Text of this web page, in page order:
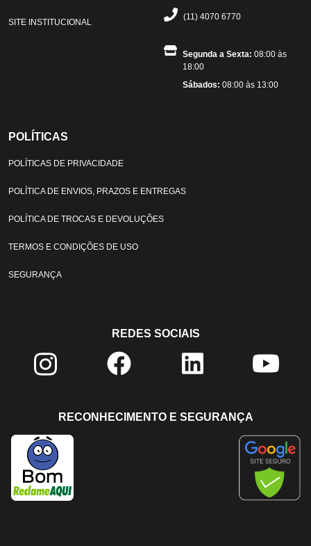
SITE INSTITUCIONAL
(11) 4070 6770
Segunda a Sexta: 08:00 às
18:00
Sábados: 08:00 às 13:00
POLÍTICAS
POLÍTICAS DE PRIVACIDADE
POLÍTICA DE ENVIOS, PRAZOS E ENTREGAS
POLÍTICA DE TROCAS E DEVOLUÇÕES
TERMOS E CONDIÇÕES DE USO
SEGURANÇA
REDES SOCIAIS
RECONHECIMENTO E SEGURANÇA